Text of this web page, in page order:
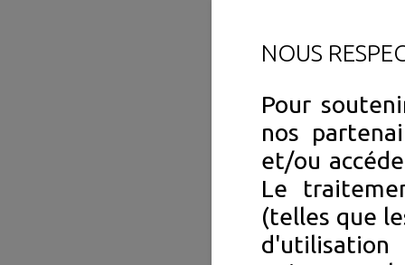
NOUS
Pour
nos
et/ou
Le
(telles que
d'utilisation